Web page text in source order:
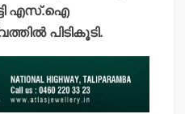
എസ്.ഐ
പിടികൂടി.